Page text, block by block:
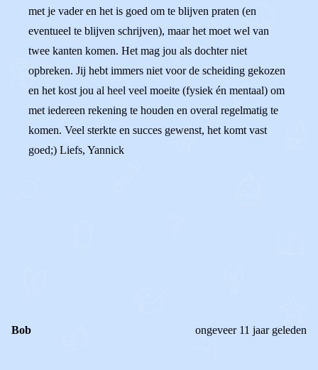
met je vader en het is goed om te blijven praten (en
eventueel te blijven schrijven), maar het moet wel van
twee kanten komen. Het mag jou als dochter niet
opbreken. Jij hebt immers niet voor de scheiding gekozen
en het kost jou al heel veel moeite (fysiek én mentaal) om
met iedereen rekening te houden en overal regelmatig te
komen. Veel sterkte en succes gewenst, het komt vast
goed;) Liefs, Yannick
Bob ongeveer 11 jaar geleden